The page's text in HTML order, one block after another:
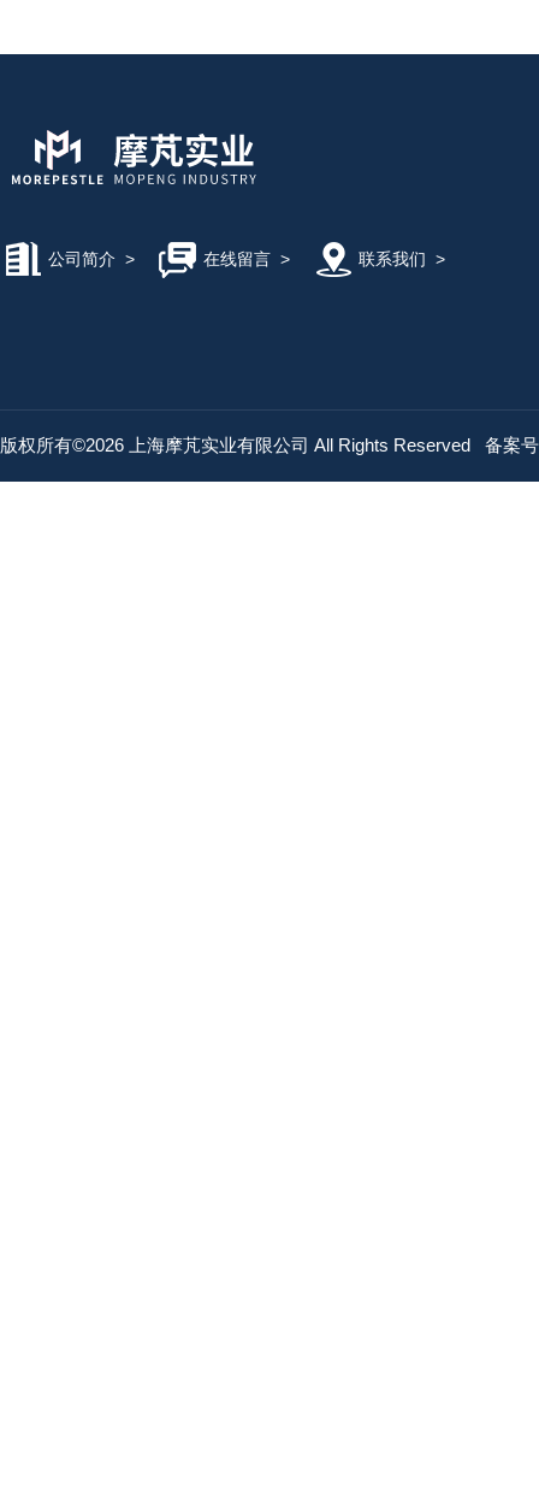
公司简介 > 在线留言> 联系我们 >
版权所有©2026 上海摩芃实业有限公司 All Rights Reserved 备案